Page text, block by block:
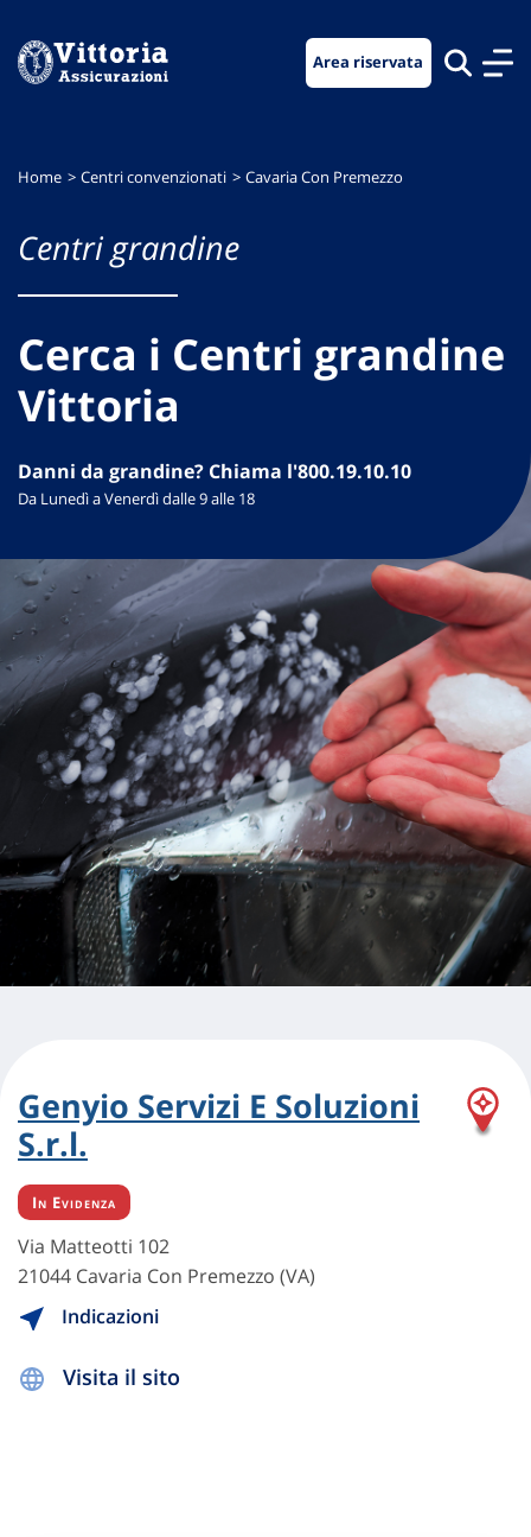
menu
contenuto
footer
Area riservata
Home Centri convenzionati Cavaria Con Premezzo
Centri grandine
Cerca i Centri grandine
Vittoria
Danni da grandine? Chiama l'800.19.10.10
Da Lunedì a Venerdì dalle 9 alle 18
Genyio Servizi E Soluzioni
S.r.l.
In Evidenza
Via Matteotti 102
21044 Cavaria Con Premezzo (VA)
Indicazioni
Visita il sito